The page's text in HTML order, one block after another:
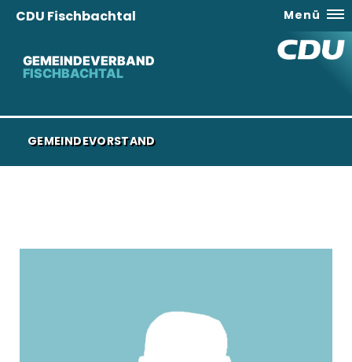
GEMEINDEVERBAND
FISCHBACHTAL
CDU Fischbachtal Menü
GEMEINDEVORSTAND